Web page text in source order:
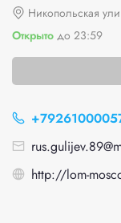
Никопольская
Открыто до 23:59
http://lom-